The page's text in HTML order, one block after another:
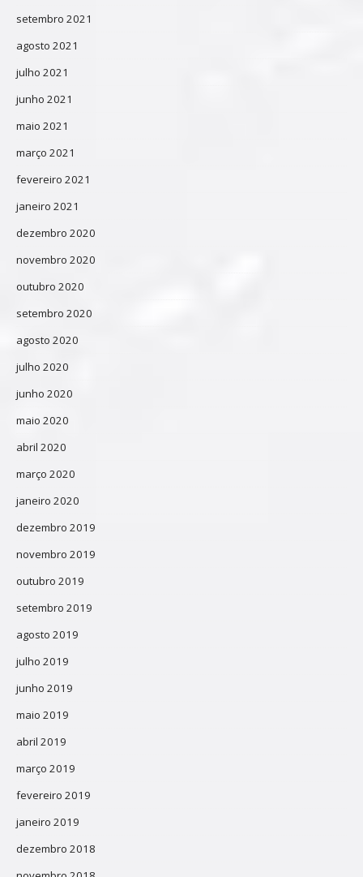
setembro 2021
agosto 2021
julho 2021
junho 2021
maio 2021
março 2021
fevereiro 2021
janeiro 2021
dezembro 2020
novembro 2020
outubro 2020
setembro 2020
agosto 2020
julho 2020
junho 2020
maio 2020
abril 2020
março 2020
janeiro 2020
dezembro 2019
novembro 2019
outubro 2019
setembro 2019
agosto 2019
julho 2019
junho 2019
maio 2019
abril 2019
março 2019
fevereiro 2019
janeiro 2019
dezembro 2018